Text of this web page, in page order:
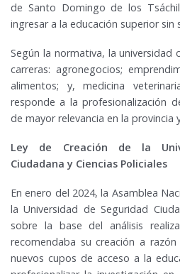
de Santo Domingo de los
ingresar a la educación superior sin
Según la normativa, la universidad
carreras: agronegocios;
alimentos; y, medicina
responde a la profesionalización
de mayor relevancia en la provincia
Ley de Creación de la
Ciudadana y Ciencias Policiales
En enero del 2024, la Asamblea
la Universidad de Seguridad
sobre la base del análisis
recomendaba su creación a
nuevos cupos de acceso a la